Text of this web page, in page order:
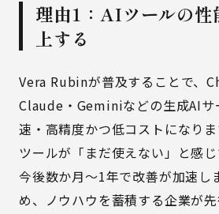
理由1：AIツールの性
上する
Vera Rubinが普及することで、
Claude・Geminiなどの生成AIサ
速・高精度かつ低コストになり
ツールが「まだ使えない」と感じ
今後数か月〜1年で改善が加速し
め、ノウハウを蓄積する企業が先